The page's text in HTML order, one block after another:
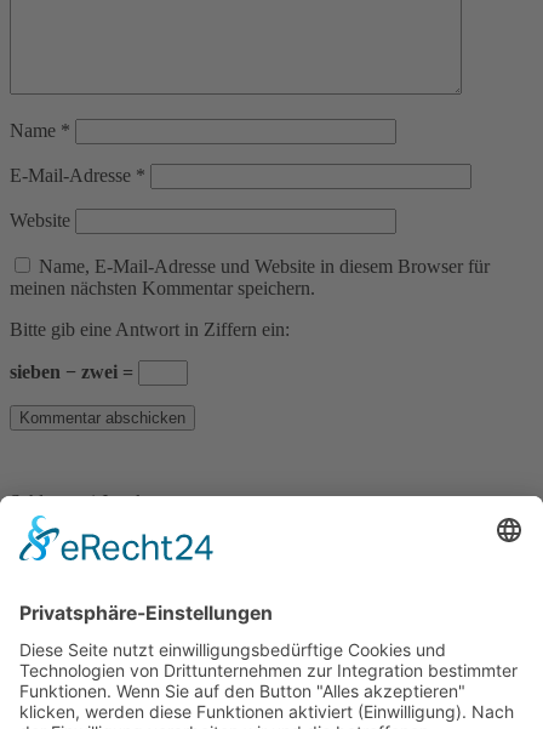
Name *
E-Mail-Adresse *
Website
Name, E-Mail-Adresse und Website in diesem Browser für
meinen nächsten Kommentar speichern.
Bitte gib eine Antwort in Ziffern ein:
sieben − zwei =
Schlosserei Junek
Lichtäcker 1
72149 Neustetten – Remmingsheim
Telefax: 07472-9848146
info@schlosserei-junek.de
teilen
teilen